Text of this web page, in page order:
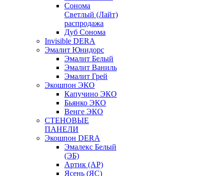
Сонома
Светлый (Лайт)
распродажа
Дуб Сонома
Invisible DERA
Эмалит Юнидорс
Эмалит Белый
Эмалит Ваниль
Эмалит Грей
Экошпон ЭКО
Капучино ЭКО
Бьянко ЭКО
Венге ЭКО
СТЕНОВЫЕ
ПАНЕЛИ
Экошпон DERA
Эмалекс Белый
(ЭБ)
Артик (АР)
Ясень (ЯС)